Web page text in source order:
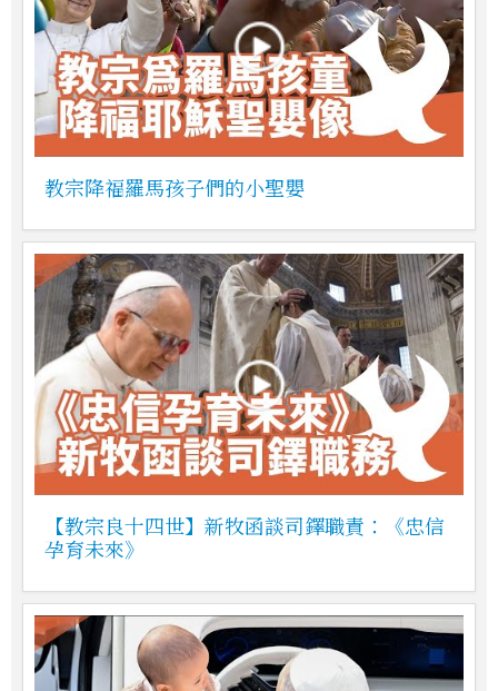
教宗降福羅馬孩子們的小聖嬰
【教宗良十四世】新牧函談司鐸職責：《忠信
孕育未來》